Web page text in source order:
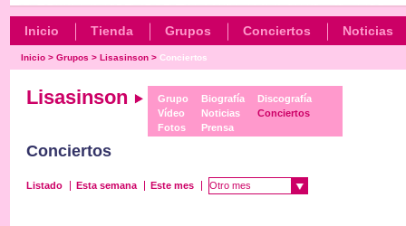
Inicio Tienda Grupos Conciertos Noticias
Inicio >Grupos >Lisasinson >Conciertos
Lisasinson
Grupo
Vídeo
Fotos
Biografía
Noticias
Prensa
Discografía
Conciertos
Conciertos
Listado Esta semana Este mes Otro mes